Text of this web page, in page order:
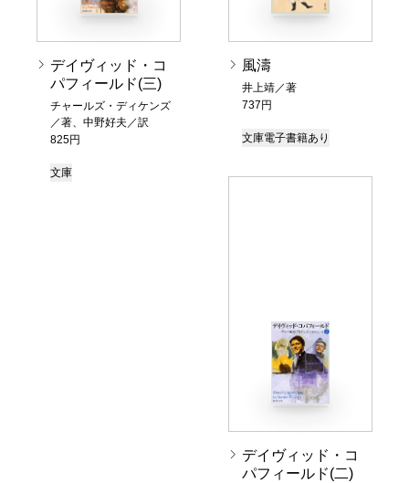
デイヴィッド・コ
パフィールド(三)
チャールズ・ディケンズ
／著、中野好夫／訳
825円
文庫
風濤
井上靖／著
737円
文庫電子書籍あり
デイヴィッド・コ
パフィールド(二)